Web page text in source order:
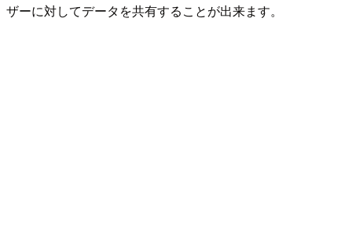
ザーに対してデータを共有することが出来ます。